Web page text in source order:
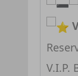
V.I.P.